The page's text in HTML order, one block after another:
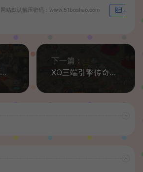
网站默认解压密码：www.51boshao.com 生成海
横版闯关手游【格斗之夜义斩天下最新篇章】最新整理Linux手工服务端+配套中文表+WEB管理后台+GM授权后台+安卓苹果双端+详细搭建教程
下一篇：
XO三端引擎传奇手游【1.80豪情火龙合击打金版】最新整理WIN系特色服务端+PC安卓苹果三端互通+详细搭建教程